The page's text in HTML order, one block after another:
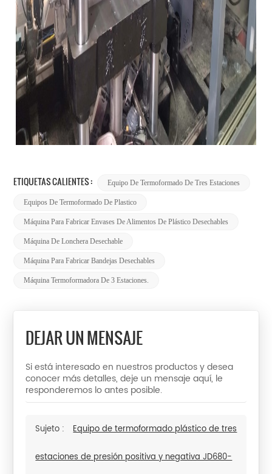
ETIQUETAS CALIENTES : Equipo De Termoformado De Tres Estaciones
Equipos De Termoformado De Plastico
Máquina Para Fabricar Envases De Alimentos De Plástico Desechables
Máquina De Lonchera Desechable
Máquina Para Fabricar Bandejas Desechables
Máquina Termoformadora De 3 Estaciones.
DEJAR UN MENSAJE
Si está interesado en nuestros productos y desea
conocer más detalles, deje un mensaje aquí, le
responderemos lo antes posible.
Sujeto : Equipo de termoformado plástico de tres
estaciones de presión positiva y negativa JD680-